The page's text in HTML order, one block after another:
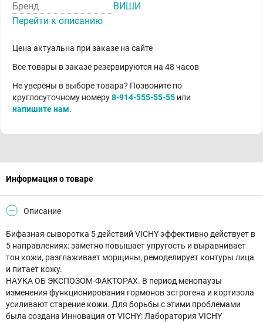
Бренд
ВИШИ
Перейти к описанию
Цена актуальна при заказе на сайте
Все товары в заказе резервируются на 48 часов
Не уверены в выборе товара? Позвоните по
круглосуточному номеру8-914-555-55-55 или
напишите нам.
Информация о товаре
Описание
Бифазная сыворотка 5 действий VICHY эффективно действует в
5 направлениях: заметно повышает упругость и выравнивает
тон кожи, разглаживает морщины, ремоделирует контуры лица
и питает кожу.
НАУКА ОБ ЭКСПОЗОМ-ФАКТОРАХ. В период менопаузы
изменения функционирования гормонов эстрогена и кортизола
усиливают старение кожи. Для борьбы с этими проблемами
была создана Инновация от VICHY: Лаборатория VICHY